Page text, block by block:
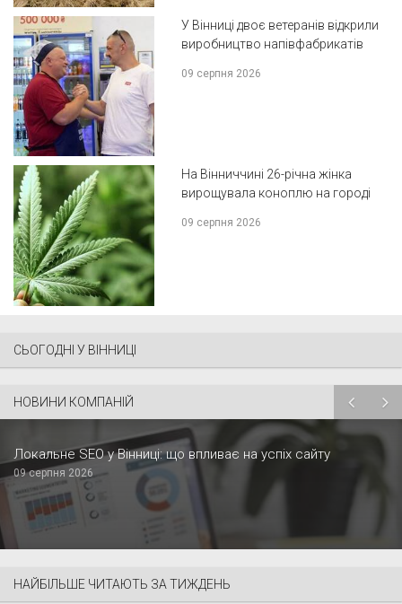
У Вінниці двоє ветеранів відкрили
виробництво напівфабрикатів
09 серпня 2026
На Вінниччині 26-річна жінка
вирощувала коноплю на городі
09 серпня 2026
СЬОГОДНІ У ВІННИЦІ
НОВИНИ КОМПАНІЙ
Локальне SEO у Вінниці: що впливає на успіх сайту
09 серпня 2026
НАЙБІЛЬШЕ ЧИТАЮТЬ ЗА ТИЖДЕНЬ